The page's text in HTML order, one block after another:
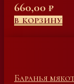
660,00 ₽
В КОРЗИНУ
Баранья